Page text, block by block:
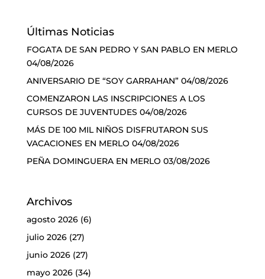
Últimas Noticias
FOGATA DE SAN PEDRO Y SAN PABLO EN MERLO
04/08/2026
ANIVERSARIO DE “SOY GARRAHAN” 04/08/2026
COMENZARON LAS INSCRIPCIONES A LOS
CURSOS DE JUVENTUDES 04/08/2026
MÁS DE 100 MIL NIÑOS DISFRUTARON SUS
VACACIONES EN MERLO 04/08/2026
PEÑA DOMINGUERA EN MERLO 03/08/2026
Archivos
agosto 2026(6)
julio 2026(27)
junio 2026(27)
mayo 2026(34)